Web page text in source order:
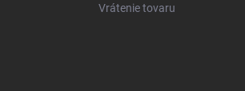
Vrátenie tovaru